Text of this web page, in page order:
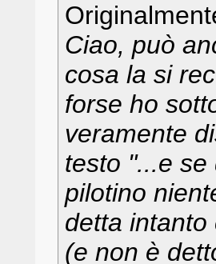
Ciao, può
cosa la si
forse ho
veramente
testo "...e
pilotino
detta
(e non è